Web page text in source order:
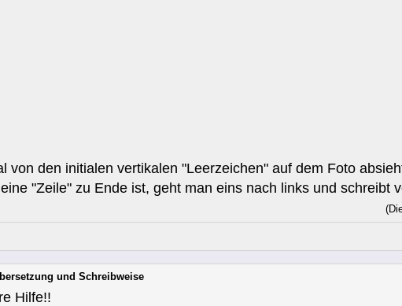
von den initialen vertikalen "Leerzeichen" auf dem Foto
"Zeile" zu Ende ist, geht man eins nach links und schreibt
und Schreibweise
Hilfe!!